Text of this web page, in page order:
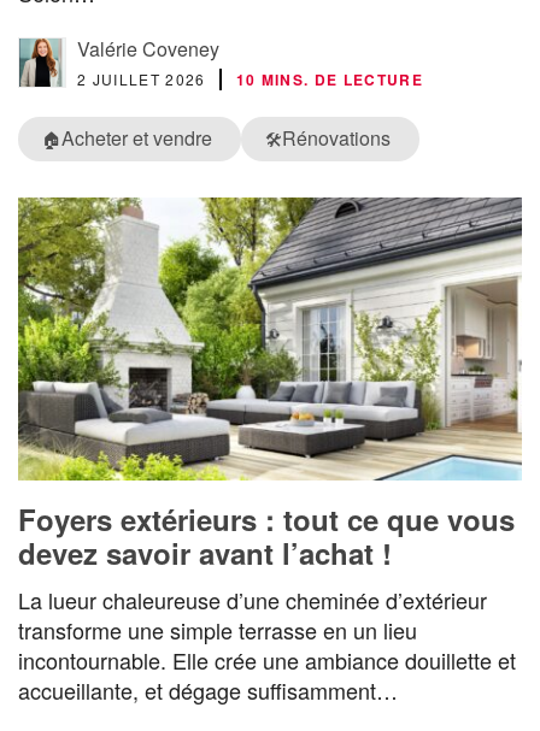
Valérie Coveney
2 JUILLET 2026 10 MINS. DE LECTURE
🏠Acheter et vendre 🛠️Rénovations
Foyers extérieurs : tout ce que vous
devez savoir avant l’achat !
La lueur chaleureuse d’une cheminée d’extérieur
transforme une simple terrasse en un lieu
incontournable. Elle crée une ambiance douillette et
accueillante, et dégage suffisamment…